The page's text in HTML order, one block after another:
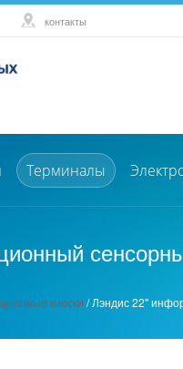
контакты
Терминалы
киоски /Лэндис 22''